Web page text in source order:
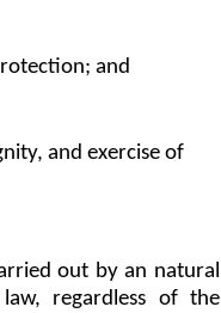
and
and exercise of
out by an natural
regardless of the